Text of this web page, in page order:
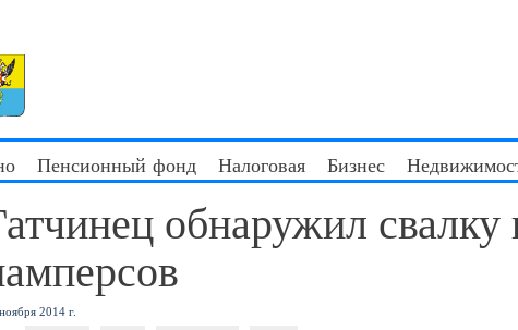
Пенсионный фонд Налоговая Бизнес
обнаружил
2014 г.